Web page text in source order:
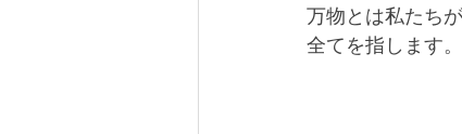
万物とは私たち
全てを指します。